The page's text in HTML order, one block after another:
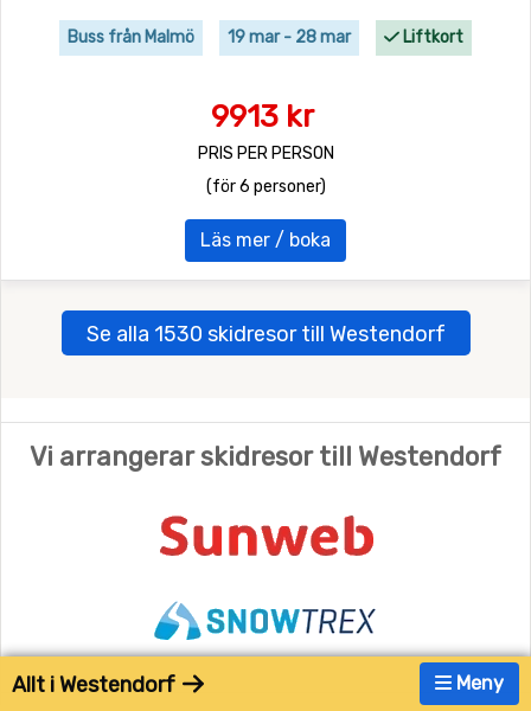
Buss från Malmö 19 mar - 28 mar Liftkort
9913 kr
PRIS PER PERSON
(för 6 personer)
Läs mer / boka
Se alla 1530 skidresor till Westendorf
Vi arrangerar skidresor till Westendorf
Meny
Allt i Westendorf